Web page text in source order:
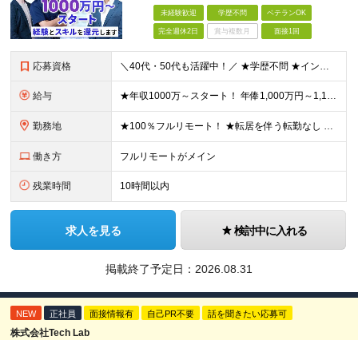
未経験歓迎 学歴不問 ベテランOK
完全週休2日 賞与複数月 面接1回
応募資格 ＼40代・50代も活躍中！／ ★学歴不問 ★インフラエンジニアの経験を5年以上お持ちの方 ≪こんな方にピッタリです！≫ ◎自身の市場価値を正当に評価してほしい ◎今より年収をアップさせたい ◎多彩な
給与 ★年収1000万～スタート！ 年俸1,000万円～1,162万8,000円（12分割） ※経験・スキルを考慮の上決定します ※上記金額には固定残業代（月30h分・158,400円～184,000円
勤務地 ★100％フルリモート！ ★転居を伴う転勤なし 本社またはプロジェクト先にて勤務いただきます！ ※プロジェクト先は一都三県及び23区内がメイン 【本社】 東京都新宿区神楽坂1-2 研究社英語センタ
働き方 フルリモートがメイン
残業時間 10時間以内
求人を見る 検討中に入れる
掲載終了予定日： 2026.08.31
NEW 正社員 面接情報有 自己PR不要 話を聞きたい応募可
株式会社Tech Lab